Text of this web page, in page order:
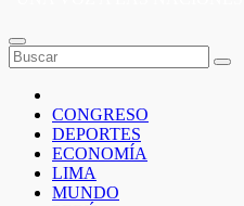
CONGRESO
DEPORTES
ECONOMÍA
LIMA
MUNDO